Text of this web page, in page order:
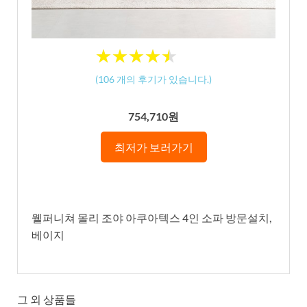
★★★★★
★★★★★
(106 개의 후기가 있습니다.)
754,710원
최저가 보러가기
웰퍼니쳐 몰리 조야 아쿠아텍스 4인 소파 방문설치,
베이지
그 외 상품들